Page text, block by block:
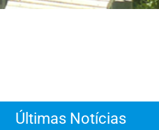
Últimas Notícias